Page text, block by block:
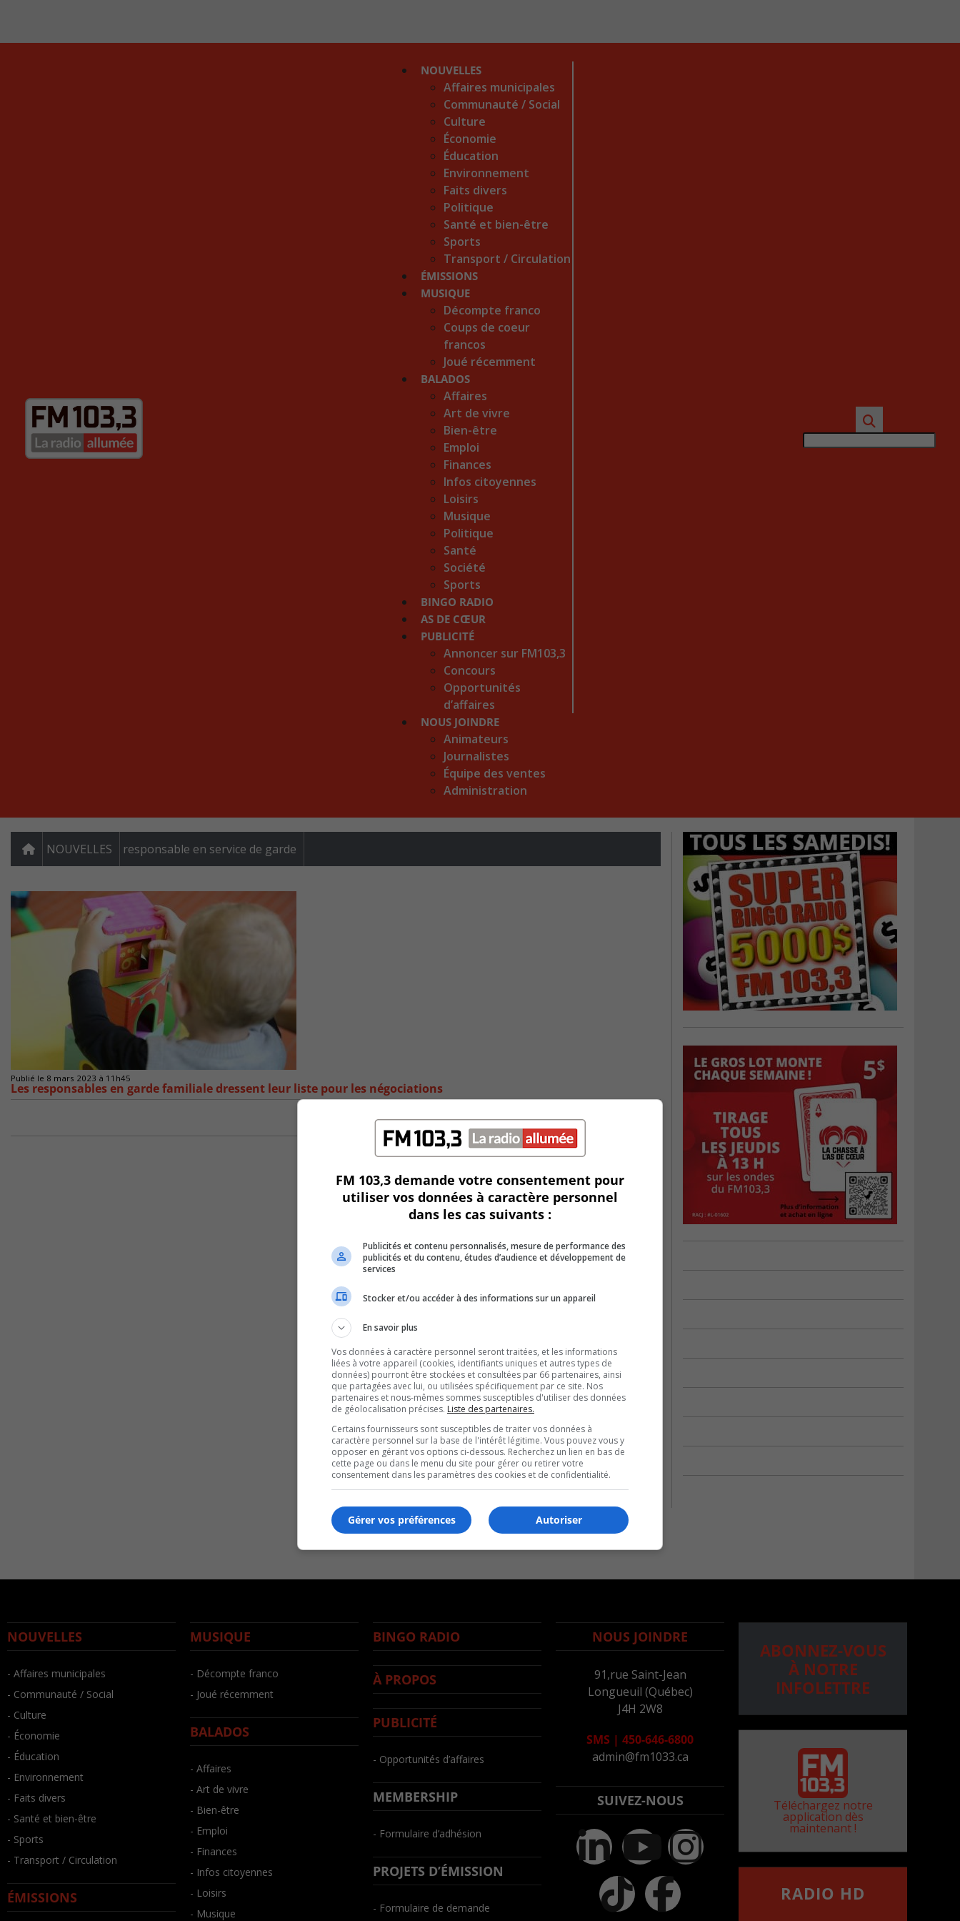
NOUVELLES
Affaires municipales
Communauté / Social
Culture
Économie
Éducation
Environnement
Faits divers
Politique
Santé et bien-être
Sports
Transport / Circulation
ÉMISSIONS
MUSIQUE
Décompte franco
Coups de coeur
francos
Joué récemment
BALADOS
Affaires
Art de vivre
Bien-être
Emploi
Finances
Infos citoyennes
Loisirs
Musique
Politique
Santé
Société
Sports
BINGO RADIO
AS DE CŒUR
PUBLICITÉ
Annoncer sur FM103,3
Concours
Opportunités
d’affaires
NOUS JOINDRE
Animateurs
Journalistes
Équipe des ventes
Administration
NOUVELLES responsable en service de garde
Publié le 8 mars 2023 à 11h45
Les responsables en garde familiale dressent leur liste pour les négociations
NOUVELLES
- Affaires municipales
- Communauté / Social
- Culture
- Économie
- Éducation
- Environnement
- Faits divers
- Santé et bien-être
- Sports
- Transport / Circulation
ÉMISSIONS
MUSIQUE
- Décompte franco
- Joué récemment
BALADOS
- Affaires
- Art de vivre
- Bien-être
- Emploi
- Finances
- Infos citoyennes
- Loisirs
- Musique
BINGO RADIO
À PROPOS
PUBLICITÉ
- Opportunités d’affaires
MEMBERSHIP
- Formulaire d’adhésion
PROJETS D’ÉMISSION
- Formulaire de demande
NOUS JOINDRE
91,rue Saint-Jean
Longueuil (Québec)
J4H 2W8
SMS | 450-646-6800
admin@fm1033.ca
SUIVEZ-NOUS
ABONNEZ-VOUS
À NOTRE
INFOLETTRE
Téléchargez notre
application dès
maintenant !
RADIO HD
FM 103,3 demande votre consentement pour
utiliser vos données à caractère personnel
dans les cas suivants :
Publicités et contenu personnalisés, mesure de performance des
publicités et du contenu, études d’audience et développement de
services
Stocker et/ou accéder à des informations sur un appareil
En savoir plus
Vos données à caractère personnel seront traitées, et les informations
liées à votre appareil (cookies, identifiants uniques et autres types de
données) pourront être stockées et consultées par 66 partenaires, ainsi
que partagées avec lui, ou utilisées spécifiquement par ce site. Nos
partenaires et nous-mêmes sommes susceptibles d'utiliser des données
de géolocalisation précises. Liste des partenaires.
Certains fournisseurs sont susceptibles de traiter vos données à
caractère personnel sur la base de l'intérêt légitime. Vous pouvez vous y
opposer en gérant vos options ci-dessous. Recherchez un lien en bas de
cette page ou dans le menu du site pour gérer ou retirer votre
consentement dans les paramètres des cookies et de confidentialité.
Autoriser
Gérer vos préférences